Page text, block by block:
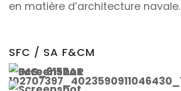
en matière d’architecture navale.
SFC / SA F&CM